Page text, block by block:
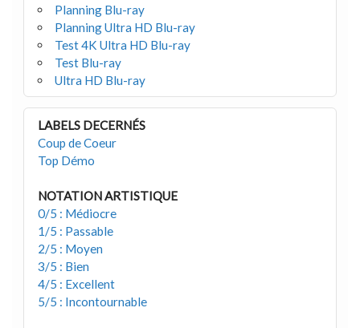
Planning Blu-ray
Planning Ultra HD Blu-ray
Test 4K Ultra HD Blu-ray
Test Blu-ray
Ultra HD Blu-ray
LABELS DECERNÉS
Coup de Coeur
Top Démo
NOTATION ARTISTIQUE
0/5 : Médiocre
1/5 : Passable
2/5 : Moyen
3/5 : Bien
4/5 : Excellent
5/5 : Incontournable